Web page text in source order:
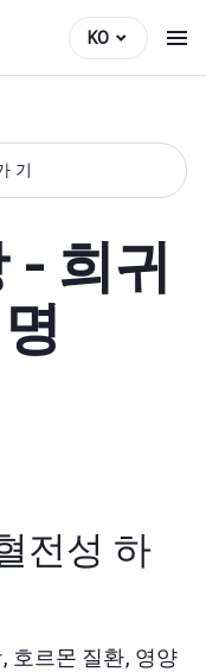
KO
기
- 희귀
전성 하
호르몬 질환, 영양